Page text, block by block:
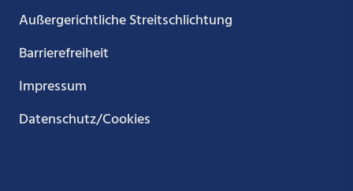
Außergerichtliche Streitschlichtung
Barrierefreiheit
Impressum
Datenschutz/Cookies